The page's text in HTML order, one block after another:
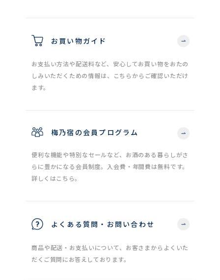
お買い物ガイド
お支払い方法や配送料など、安心してお買い物をおたの
しみいただくための情報は、こちらからご確認いただけ
ます。
梅乃宿の会員プログラム
便利な機能や特別なセールなど、お酒のある暮らしがさ
らに豊かになる会員制度。入会費・年間費は無料です。
詳しくはこちら。
よくある質問・お問い合わせ
商品や配送・お支払いについて、お客さまからよくいた
だくご質問にお答えしております。